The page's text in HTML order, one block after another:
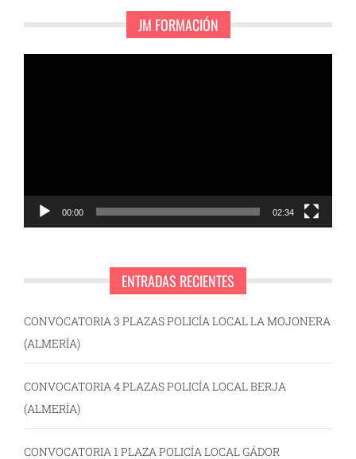
JM FORMACIÓN
00:00 02:34
ENTRADAS RECIENTES
CONVOCATORIA 3 PLAZAS POLICÍA LOCAL LA MOJONERA
(ALMERÍA)
CONVOCATORIA 4 PLAZAS POLICÍA LOCAL BERJA
(ALMERÍA)
CONVOCATORIA 1 PLAZA POLICÍA LOCAL GÁDOR